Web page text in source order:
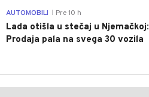
AUTOMOBILI Pre 10 h
Lada otišla u stečaj u Njemačkoj:
Prodaja pala na svega 30 vozila